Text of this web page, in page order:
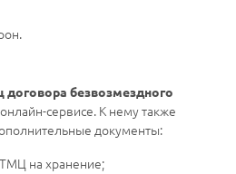
договора безвозмездного
сервисе. К нему также
документы:
на хранение;